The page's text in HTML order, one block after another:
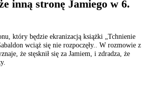
inną stronę Jamiego w 6.
który będzie ekranizacją książki „Tchnienie
wciąż się nie rozpoczęły.. W rozmowie z
że stęsknił się za Jamiem, i zdradza, że